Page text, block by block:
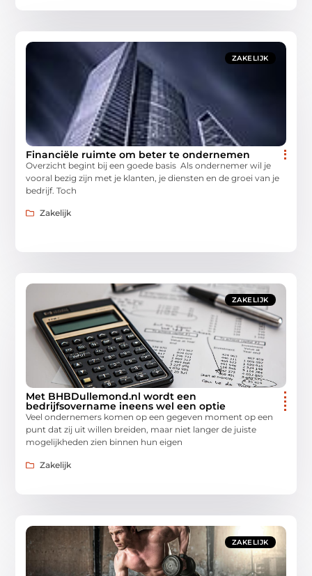
ZAKELIJK
Financiële ruimte om beter te ondernemen
Overzicht begint bij een goede basis Als ondernemer wil je
vooral bezig zijn met je klanten, je diensten en de groei van je
bedrijf. Toch
Zakelijk
ZAKELIJK
Met BHBDullemond.nl wordt een
bedrijfsovername ineens wel een optie
Veel ondernemers komen op een gegeven moment op een
punt dat zij uit willen breiden, maar niet langer de juiste
mogelijkheden zien binnen hun eigen
Zakelijk
ZAKELIJK